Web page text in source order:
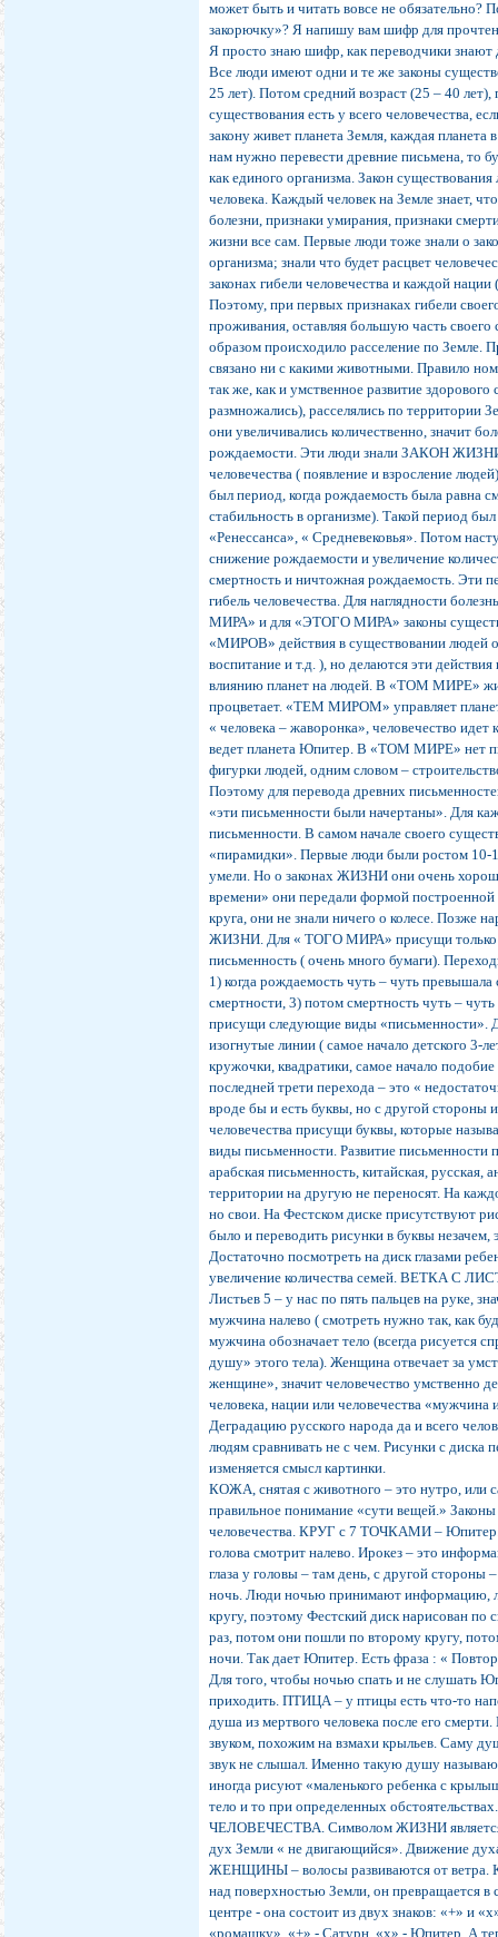
может быть и читать вовсе не
закорючку»? Я напишу вам шифр для
Я просто знаю шифр, как переводчики знают
Все люди имеют одни и те же законы
25 лет). Потом средний возраст (25 – 40
существования есть у всего человечества,
закону живет планета Земля, каждая
нам нужно перевести древние письмена, то
как единого организма. Закон
человека. Каждый человек на Земле знает,
болезни, признаки умирания, признаки
жизни все сам. Первые люди тоже знали о
организма; знали что будет расцвет
законах гибели человечества и каждой
Поэтому, при первых признаках гибели
проживания, оставляя большую часть
образом происходило расселение по Земле.
связано ни с какими животными. Правило
так же, как и умственное развитие
размножались), расселялись по территории
они увеличивались количественно, значит
рождаемости. Эти люди знали ЗАКОН
человечества ( появление и взросление
был период, когда рождаемость была равна
стабильность в организме). Такой период
«Ренессанса», « Средневековья». Потом
снижение рождаемости и увеличение
смертность и ничтожная рождаемость. Эти
гибель человечества. Для наглядности
МИРА» и для «ЭТОГО МИРА» законы
«МИРОВ» действия в существовании людей
воспитание и т.д. ), но делаются эти
влиянию планет на людей. В «ТОМ МИРЕ»
процветает. «ТЕМ МИРОМ» управляет
« человека – жаворонка», человечество
ведет планета Юпитер. В «ТОМ МИРЕ» нет
фигурки людей, одним словом –
Поэтому для перевода древних
«эти письменности были начертаны». Для
письменности. В самом начале своего
«пирамидки». Первые люди были ростом 10-
умели. Но о законах ЖИЗНИ они очень
времени» они передали формой
круга, они не знали ничего о колесе. Позже
ЖИЗНИ. Для « ТОГО МИРА» присущи только
письменность ( очень много бумаги).
1) когда рождаемость чуть – чуть
смертности, 3) потом смертность чуть –
присущи следующие виды «письменности».
изогнутые линии ( самое начало детского 3-
кружочки, квадратики, самое начало
последней трети перехода – это «
вроде бы и есть буквы, но с другой стороны
человечества присущи буквы, которые
виды письменности. Развитие письменности
арабская письменность, китайская,
территории на другую не переносят. На
но свои. На Фестском диске присутствуют
было и переводить рисунки в буквы
Достаточно посмотреть на диск глазами
увеличение количества семей. ВЕТКА С
Листьев 5 – у нас по пять пальцев на руке,
мужчина налево ( смотреть нужно так, как
мужчина обозначает тело (всегда рисуется
душу» этого тела). Женщина отвечает за
женщине», значит человечество умственно
человека, нации или человечества
Деградацию русского народа да и всего
людям сравнивать не с чем. Рисунки с диска
изменяется смысл картинки.
КОЖА, снятая с животного – это нутро, или
правильное понимание «сути вещей.»
человечества. КРУГ с 7 ТОЧКАМИ –
голова смотрит налево. Ирокез – это
глаза у головы – там день, с другой
ночь. Люди ночью принимают информацию,
кругу, поэтому Фестский диск нарисован
раз, потом они пошли по второму кругу,
ночи. Так дает Юпитер. Есть фраза : «
Для того, чтобы ночью спать и не слушать
приходить. ПТИЦА – у птицы есть что-то
душа из мертвого человека после его
звуком, похожим на взмахи крыльев. Саму
звук не слышал. Именно такую душу
иногда рисуют «маленького ребенка с
тело и то при определенных
ЧЕЛОВЕЧЕСТВА. Символом ЖИЗНИ
дух Земли « не двигающийся». Движение
ЖЕНЩИНЫ – волосы развиваются от ветра.
над поверхностью Земли, он
центре - она состоит из двух знаков: «+» и
«ромашку». «+» - Сатурн, «х» - Юпитер. А